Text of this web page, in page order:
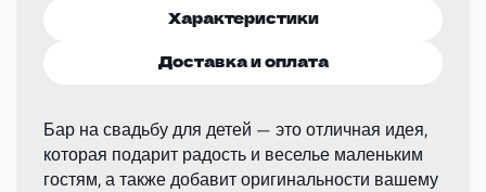
Характеристики
Доставка и оплата
Бар на свадьбу для детей — это отличная идея,
которая подарит радость и веселье маленьким
гостям, а также добавит оригинальности вашему